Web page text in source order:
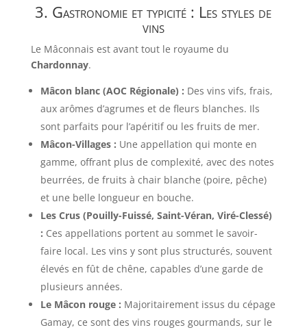
3. Gastronomie et typicité : Les styles de
vins
Le Mâconnais est avant tout le royaume du
Chardonnay.
Mâcon blanc (AOC Régionale) : Des vins vifs, frais,
aux arômes d’agrumes et de fleurs blanches. Ils
sont parfaits pour l’apéritif ou les fruits de mer.
Mâcon-Villages : Une appellation qui monte en
gamme, offrant plus de complexité, avec des notes
beurrées, de fruits à chair blanche (poire, pêche)
et une belle longueur en bouche.
Les Crus (Pouilly-Fuissé, Saint-Véran, Viré-Clessé)
: Ces appellations portent au sommet le savoir-
faire local. Les vins y sont plus structurés, souvent
élevés en fût de chêne, capables d’une garde de
plusieurs années.
Le Mâcon rouge : Majoritairement issus du cépage
Gamay, ce sont des vins rouges gourmands, sur le